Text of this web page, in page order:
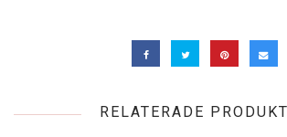
RELATERADE